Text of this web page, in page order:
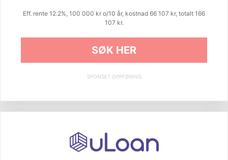
Eff. rente 12.2%, 100 000 kr o/10 år, kostnad 66 107 kr, totalt 166
107 kr.
SØK HER
SPONSET OPPFØRING